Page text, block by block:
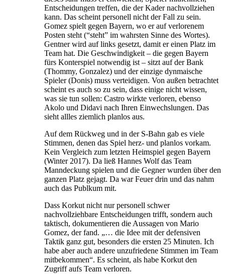
Entscheidungen treffen, die der Kader nachvollziehen
kann. Das scheint personell nicht der Fall zu sein.
Gomez spielt gegen Bayern, wo er auf verlorenem
Posten steht (“steht” im wahrsten Sinne des Wortes).
Gentner wird auf links gesetzt, damit er einen Platz im
Team hat. Die Geschwindigkeit – die gegen Bayern
fürs Konterspiel notwendig ist – sitzt auf der Bank
(Thommy, Gonzalez) und der einzige dynmaische
Spieler (Donis) muss verteidigen. Von außen betrachtet
scheint es auch so zu sein, dass einige nicht wissen,
was sie tun sollen: Castro wirkte verloren, ebenso
Akolo und Didavi nach Ihren Einwechslungen. Das
sieht allles ziemlich planlos aus.
Auf dem Rückweg und in der S-Bahn gab es viele
Stimmen, denen das Spiel herz- und planlos vorkam.
Kein Vergleich zum letzten Heimspiel gegen Bayern
(Winter 2017). Da ließ Hannes Wolf das Team
Manndeckung spielen und die Gegner wurden über den
ganzen Platz gejagt. Da war Feuer drin und das nahm
auch das Publkum mit.
Dass Korkut nicht nur personell schwer
nachvollziehbare Entscheidungen trifft, sondern auch
taktisch, dokumentieren die Aussagen von Mario
Gomez, der fand. „… die Idee mit der defensiven
Taktik ganz gut, besonders die ersten 25 Minuten. Ich
habe aber auch andere unzufriedene Stimmen im Team
mitbekommen“. Es scheint, als habe Korkut den
Zugriff aufs Team verloren.